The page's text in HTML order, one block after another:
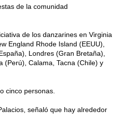
de la comunidad
de los danzarines en Virginia
England Rhode Island (EEUU),
Londres (Gran Bretaña),
(Perú), Calama, Tacna (Chile) y
cinco personas.
señaló que hay alrededor